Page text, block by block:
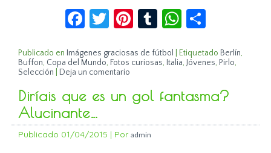
Facebook
Twitter
Pinterest
TumblrWhatsApp
Publicado en Imágenes graciosas de fútbol Etiquetado Berlín,
Buffon, Copa del Mundo, Fotos curiosas, Italia, Jóvenes, Pirlo,
Selección
Deja un comentario
Diríais que es un gol fantasma?
Alucinante…
Publicado 01/04/2015 | Por admin